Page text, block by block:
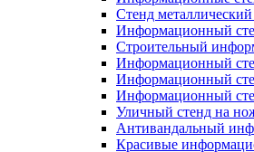
Стенд
Информационный
Строительный
Информационный
Информационный
Информационный
Уличный стенд на
Антивандальный
Красивые